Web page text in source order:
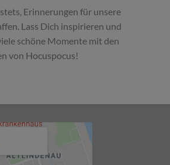
Erinnerungen für unsere
Lass Dich inspirieren und
schöne Momente mit den
von Hocuspocus!